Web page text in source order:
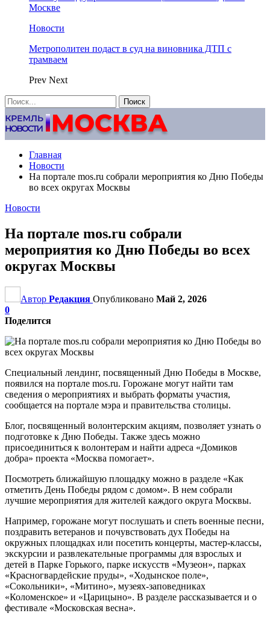
Москве
Новости
Метрополитен подаст в суд на виновника ДТП с
трамваем
Prev Next
Главная
Новости
На портале mos.ru собрали мероприятия ко Дню Победы
во всех округах Москвы
Новости
На портале mos.ru собрали
мероприятия ко Дню Победы во всех
округах Москвы
Автор Редакция Опубликовано Май 2, 2026
0
Поделится
Специальный лендинг, посвященный Дню Победы в Москве,
появился на портале mos.ru. Горожане могут найти там
сведения о мероприятиях и выбрать форматы участия,
сообщается на портале мэра и правительства столицы.
Блог, посвященный волонтерским акциям, позволяет узнать о
подготовке к Дню Победы. Также здесь можно
присоединиться к волонтерам и найти адреса «Домиков
добра» проекта «Москва помогает».
Посмотреть ближайшую площадку можно в разделе «Как
отметить День Победы рядом с домом». В нем собрали
лучшие мероприятия для жителей каждого округа Москвы.
Например, горожане могут послушать и спеть военные песни,
поздравить ветеранов и почувствовать дух Победы на
окружных площадках или посетить концерты, мастер-классы,
экскурсии и развлекательные программы для взрослых и
детей в Парке Горького, парке искусств «Музеон», парках
«Красногвардейские пруды», «Ходынское поле»,
«Сокольники», «Митино», музеях-заповедниках
«Коломенское» и «Царицыно». В разделе рассказывается и о
фестивале «Московская весна».